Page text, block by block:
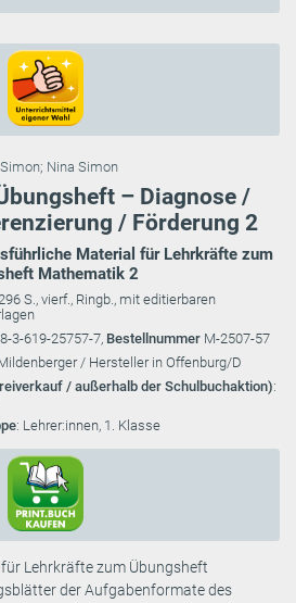
; Nina Simon
– Diagnose /
/ Förderung 2
Material für Lehrkräfte zum
Mathematik 2
S., vierf., Ringb., mit editierbaren
3-619-25757-7, Bestellnummer M-2507-57
/ Hersteller in Offenburg/D
/ außerhalb der Schulbuchaktion):
: Lehrer:innen, 1. Klasse
Lehrkräfte zum Übungsheft
der Aufgabenformate des